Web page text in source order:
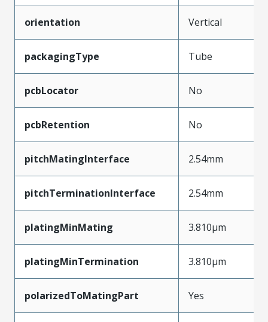
orientation Vertical
packagingType Tube
pcbLocator No
pcbRetention No
pitchMatingInterface 2.54mm
pitchTerminationInterface 2.54mm
platingMinMating 3.810µm
platingMinTermination 3.810µm
polarizedToMatingPart Yes